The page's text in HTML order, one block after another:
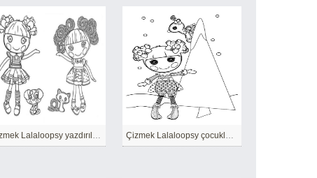
Çizmek Lalaloopsy yazdırılabilir kolay Çizmek Lalaloopsy çocuklar için ücretsiz